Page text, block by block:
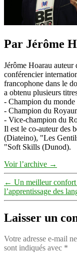
Par Jérôme
Jérôme Hoarau
conférencier
francophone dans le
a obtenu plusieurs
- Champion du
- Champion du
- Vice-champion du
Il est le co-auteur des
(Diateino), "Les
"Soft Skills (Dunod).
Voir l’archive →
← Un meilleur
l’apprentissage des
Laisser un
Votre adresse e-mail
sont indiqués avec *